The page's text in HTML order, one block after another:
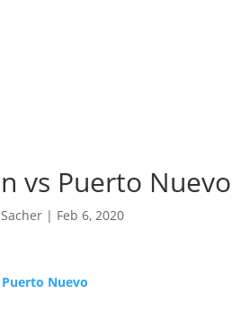
vs Puerto Nuevo
| Feb 6, 2020
Puerto Nuevo